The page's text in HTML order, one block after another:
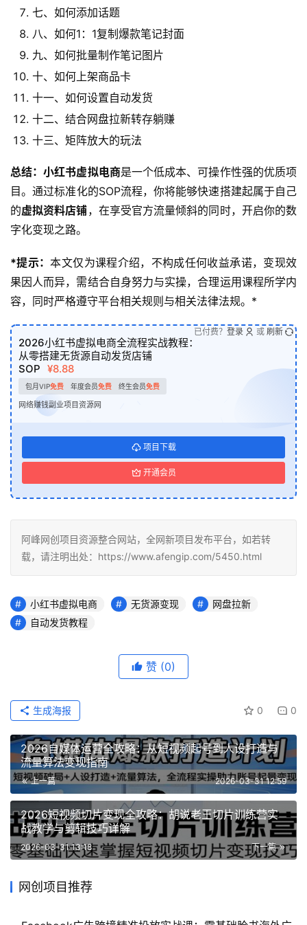
七、如何添加话题
八、如何1：1复制爆款笔记封面
九、如何批量制作笔记图片
十、如何上架商品卡
十一、如何设置自动发货
十二、结合网盘拉新转存躺赚
十三、矩阵放大的玩法
总结：小红书虚拟电商是一个低成本、可操作性强的优质项
目。通过标准化的SOP流程，你将能够快速搭建起属于自己
的虚拟资料店铺，在享受官方流量倾斜的同时，开启你的数
字化变现之路。
*提示：本文仅为课程介绍，不构成任何收益承诺，变现效
果因人而异，需结合自身努力与实操，合理运用课程所学内
容，同时严格遵守平台相关规则与相关法律法规。*
2026小红书虚拟电商全流程实战教程：
从零搭建无货源自动发货店铺
SOP ¥8.88
包月VIP免费 年度会员免费 终生会员免费
网络赚钱副业项目资源网
项目下载
开通会员
已付费？ 登录 或 刷新
阿峰网创项目资源整合网站，全网新项目发布平台，如若转
载，请注明出处：https://www.afengip.com/5450.html
小红书虚拟电商 无货源变现
网盘拉新
自动发货教程
赞 (0)
0 0
生成海报
2026自媒体运营全攻略：从短视频起号到人设打造与
流量算法变现指南
上一篇 2026-03-31 12:59
2026短视频切片变现全攻略：胡说老王切片训练营实
战教学与剪辑技巧详解
下一篇
2026-03-31 13:18
网创项目推荐